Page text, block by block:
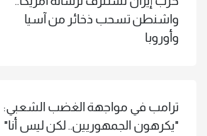
واشنطن تسحب ذخائر من آسيا
وأوروبا
ترامب في مواجهة الغضب الشعبي:
"يكرهون الجمهوريين.. لكن ليس أنا"